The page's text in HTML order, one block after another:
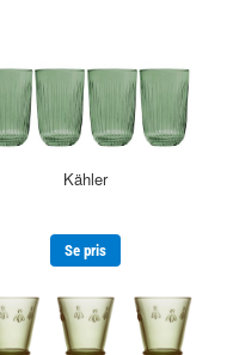
Kähler
Se pris